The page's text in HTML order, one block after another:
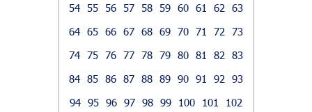
54 55 56 57 58 59 60 61 62
63
64 65 66 67 68 69 70 71 72
73
74 75 76 77 78 79 80 81 82
83
84 85 86 87 88 89 90 91 92
93
94 95 96 97 98 99 100 101
102